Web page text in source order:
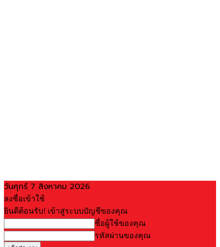
วันศุกร์ 7 สิงหาคม 2026
ลงชื่อเข้าใช้
ยินดีต้อนรับ! เข้าสู่ระบบบัญชีของคุณ
ชื่อผู้ใช้ของคุณ
รหัสผ่านของคุณ